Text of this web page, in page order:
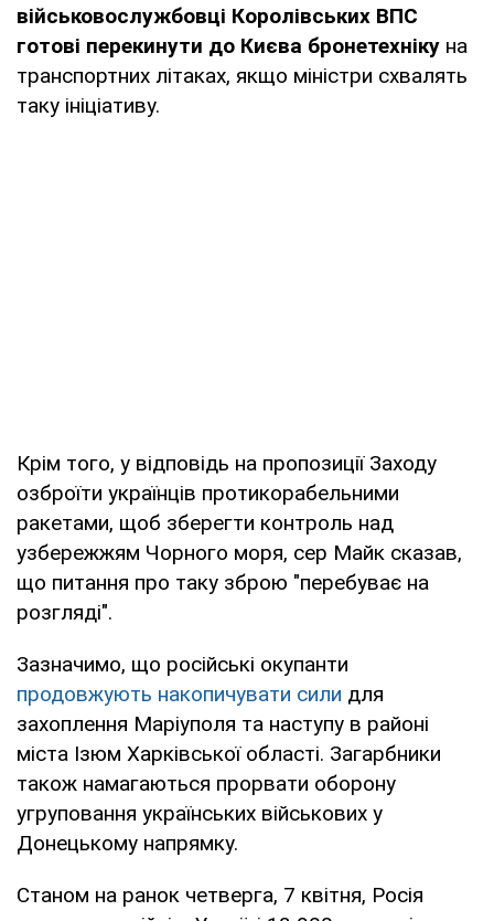
військовослужбовці Королівських ВПС
готові перекинути до Києва бронетехніку на
транспортних літаках, якщо міністри схвалять
таку ініціативу.
Крім того, у відповідь на пропозиції Заходу
озброїти українців протикорабельними
ракетами, щоб зберегти контроль над
узбережжям Чорного моря, сер Майк сказав,
що питання про таку зброю "перебуває на
розгляді".
Зазначимо, що російські окупанти
продовжують накопичувати сили для
захоплення Маріуполя та наступу в районі
міста Ізюм Харківської області. Загарбники
також намагаються прорвати оборону
угруповання українських військових у
Донецькому напрямку.
Станом на ранок четверга, 7 квітня, Росія